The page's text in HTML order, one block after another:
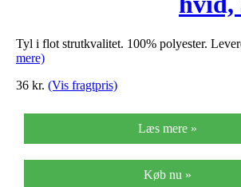
Tyl i flot strutkvalitet. 100% polyester.
mere)
36 kr. (Vis fragtpris)
Læs mere »
Køb nu »